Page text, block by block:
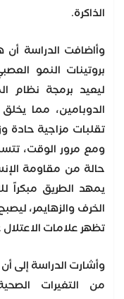
الذاكرة.
وأاضافت الدراسة أن
بروتينات النمو
ليعيد برمجة نظام
الدوبامين، مما
تقلبات مزاجية حادة
ومع مرور الوقت،
حالة من مقاومة
يمهد الطريق مبكراً
الخرف والزهايمر،
تظهر علامات
وأشارت الدراسة إلى
من التغيرات